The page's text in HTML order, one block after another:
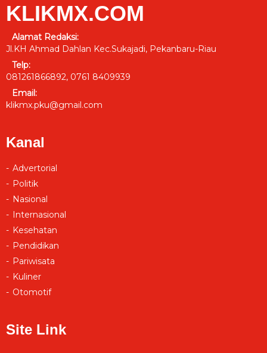
KLIKMX.COM
Alamat Redaksi:
Jl.KH Ahmad Dahlan Kec.Sukajadi, Pekanbaru-Riau
Telp:
081261866892, 0761 8409939
Email:
klikmx.pku@gmail.com
Kanal
Advertorial
Politik
Nasional
Internasional
Kesehatan
Pendidikan
Pariwisata
Kuliner
Otomotif
Site Link